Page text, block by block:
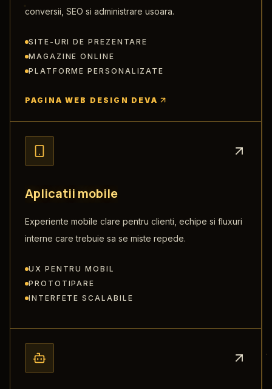
conversii, SEO si administrare usoara.
SITE-URI DE PREZENTARE
MAGAZINE ONLINE
PLATFORME PERSONALIZATE
PAGINA WEB DESIGN DEVA
Aplicatii mobile
Experiente mobile clare pentru clienti, echipe si fluxuri
interne care trebuie sa se miste repede.
UX PENTRU MOBIL
PROTOTIPARE
INTERFETE SCALABILE